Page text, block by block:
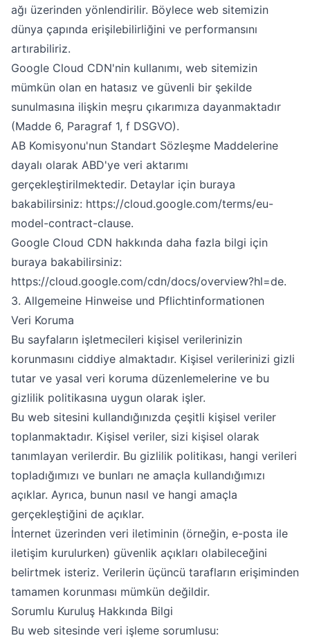
ağı üzerinden yönlendirilir. Böylece web sitemizin
dünya çapında erişilebilirliğini ve performansını
artırabiliriz.
Google Cloud CDN'nin kullanımı, web sitemizin
mümkün olan en hatasız ve güvenli bir şekilde
sunulmasına ilişkin meşru çıkarımıza dayanmaktadır
(Madde 6, Paragraf 1, f DSGVO).
AB Komisyonu'nun Standart Sözleşme Maddelerine
dayalı olarak ABD'ye veri aktarımı
gerçekleştirilmektedir. Detaylar için buraya
bakabilirsiniz: https://cloud.google.com/terms/eu-
model-contract-clause.
Google Cloud CDN hakkında daha fazla bilgi için
buraya bakabilirsiniz:
https://cloud.google.com/cdn/docs/overview?hl=de.
3. Allgemeine Hinweise und Pflicht­informationen
Veri Koruma
Bu sayfaların işletmecileri kişisel verilerinizin
korunmasını ciddiye almaktadır. Kişisel verilerinizi gizli
tutar ve yasal veri koruma düzenlemelerine ve bu
gizlilik politikasına uygun olarak işler.
Bu web sitesini kullandığınızda çeşitli kişisel veriler
toplanmaktadır. Kişisel veriler, sizi kişisel olarak
tanımlayan verilerdir. Bu gizlilik politikası, hangi verileri
topladığımızı ve bunları ne amaçla kullandığımızı
açıklar. Ayrıca, bunun nasıl ve hangi amaçla
gerçekleştiğini de açıklar.
İnternet üzerinden veri iletiminin (örneğin, e-posta ile
iletişim kurulurken) güvenlik açıkları olabileceğini
belirtmek isteriz. Verilerin üçüncü tarafların erişiminden
tamamen korunması mümkün değildir.
Sorumlu Kuruluş Hakkında Bilgi
Bu web sitesinde veri işleme sorumlusu: